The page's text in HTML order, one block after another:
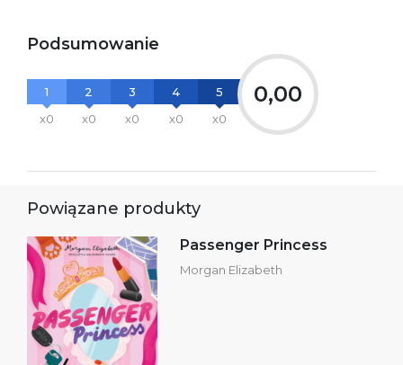
Podsumowanie
1
x0
2
x0
3
x0
4
x0
5
x0
0,00
Powiązane produkty
Passenger Princess
Morgan Elizabeth